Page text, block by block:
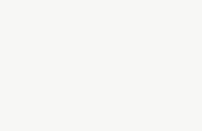
ポリシー
0863